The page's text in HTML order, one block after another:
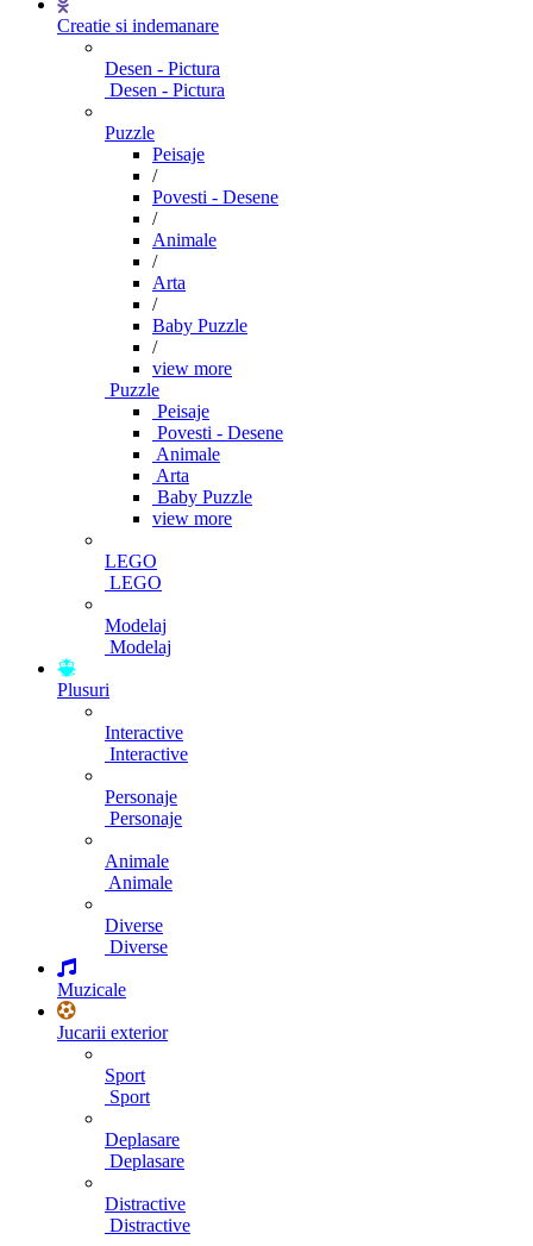
Creatie si indemanare
Desen - Pictura
Desen - Pictura
Puzzle
Peisaje
/
Povesti - Desene
/
Animale
/
Arta
/
Baby Puzzle
/
view more
Puzzle
Peisaje
Povesti - Desene
Animale
Arta
Baby Puzzle
view more
LEGO
LEGO
Modelaj
Modelaj
Plusuri
Interactive
Interactive
Personaje
Personaje
Animale
Animale
Diverse
Diverse
Muzicale
Jucarii exterior
Sport
Sport
Deplasare
Deplasare
Distractive
Distractive